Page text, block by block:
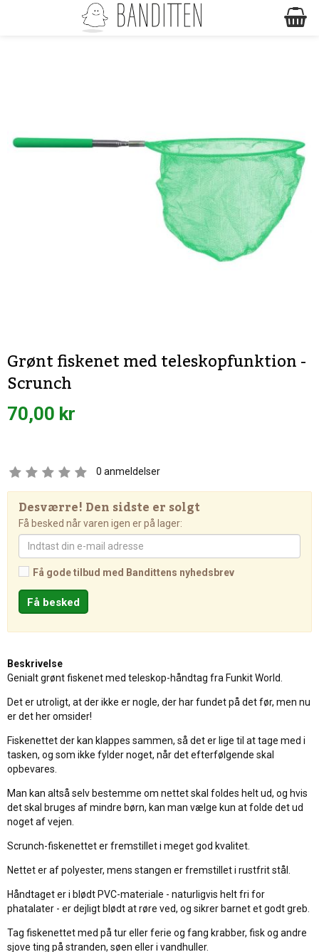
Grønt fiskenet med teleskopfunktion -
Scrunch
70,00 kr
0 anmeldelser
Desværre! Den sidste er solgt
Få besked når varen igen er på lager:
Få gode tilbud med Bandittens nyhedsbrev
Beskrivelse
Genialt grønt fiskenet med teleskop-håndtag fra Funkit World.
Det er utroligt, at der ikke er nogle, der har fundet på det før, men nu
er det her omsider!
Fiskenettet der kan klappes sammen, så det er lige til at tage med i
tasken, og som ikke fylder noget, når det efterfølgende skal
opbevares.
Man kan altså selv bestemme om nettet skal foldes helt ud, og hvis
det skal bruges af mindre børn, kan man vælge kun at folde det ud
noget af vejen.
Scrunch-fiskenettet er fremstillet i meget god kvalitet.
Nettet er af polyester, mens stangen er fremstillet i rustfrit stål.
Håndtaget er i blødt PVC-materiale - naturligvis helt fri for
phatalater - er dejligt blødt at røre ved, og sikrer barnet et godt greb.
Tag fiskenettet med på tur eller ferie og fang krabber, fisk og andre
sjove ting på stranden, søen eller i vandhuller.